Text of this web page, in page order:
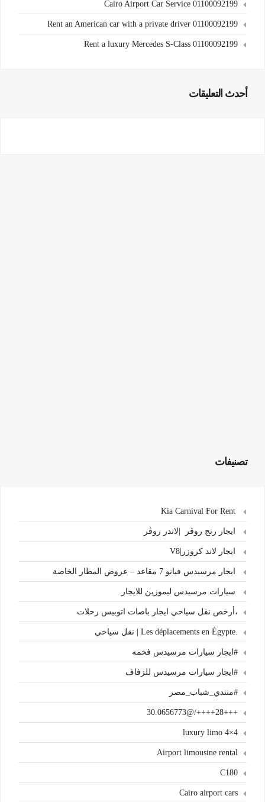
Cairo Airport Car Service 01100092199
Rent an American car with a private driver 01100092199
Rent a luxury Mercedes S-Class 01100092199
أحدث التعليقات
تصنيفات
ايجار رنج روڤر |لاندر روڤر
ايجار لاند كروزر|V8
ايجار مرسيدس فيانو 7 مقاعد – عروض المطار الخاصة
سيارات مرسيدس ليموزين للايجار
،أرخص نقل سياحي ايجار باصات اتوبيس رحلات
.Les déplacements en Égypte | نقل سياحي
#ايجار سيارات مرسيدس فخمه
#ايجار سيارات مرسيدس للزفاف
#منتدي_شباب_مصر
+++28++++/@30.0656773
4×4 luxury limo
Airport limousine rental
C180
Cairo airport cars